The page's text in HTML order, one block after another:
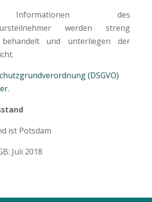
des
werden streng
und unterliegen der
(DSGVO)
ist Potsdam
Juli 2018